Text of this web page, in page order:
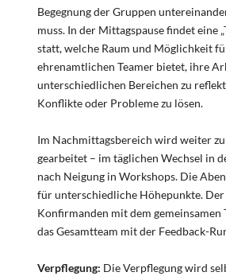
Begegnung der Gruppen
muss. In der Mittagspause findet eine
statt, welche Raum und Möglichkeit
ehrenamtlichen Teamer bietet, ihre
unterschiedlichen Bereichen zu
Konflikte oder Probleme zu lösen.
Im Nachmittagsbereich wird weiter
gearbeitet – im täglichen Wechsel in
nach Neigung in Workshops. Die
für unterschiedliche Höhepunkte. Der
Konfirmanden mit dem gemeinsamen
das Gesamtteam mit der Feedback-
Verpflegung: Die Verpflegung wird